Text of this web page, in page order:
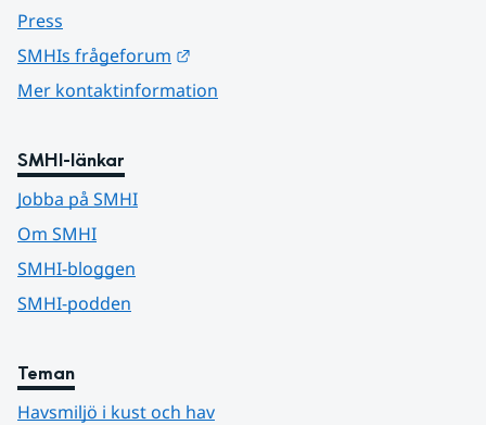
Press
SMHIs frågeforum
Mer kontaktinformation
SMHI-länkar
Jobba på SMHI
Om SMHI
SMHI-bloggen
SMHI-podden
Teman
Havsmiljö i kust och hav